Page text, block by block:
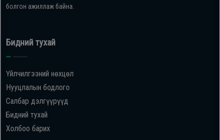
болгон ажиллаж байна.
Бидний тухай
Үйлчилгээний нөхцөл
Нууцлалын бодлого
Салбар дэлгүүрүүд
Бидний тухай
Холбоо барих